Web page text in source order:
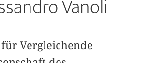
Vanoli
Vergleichende